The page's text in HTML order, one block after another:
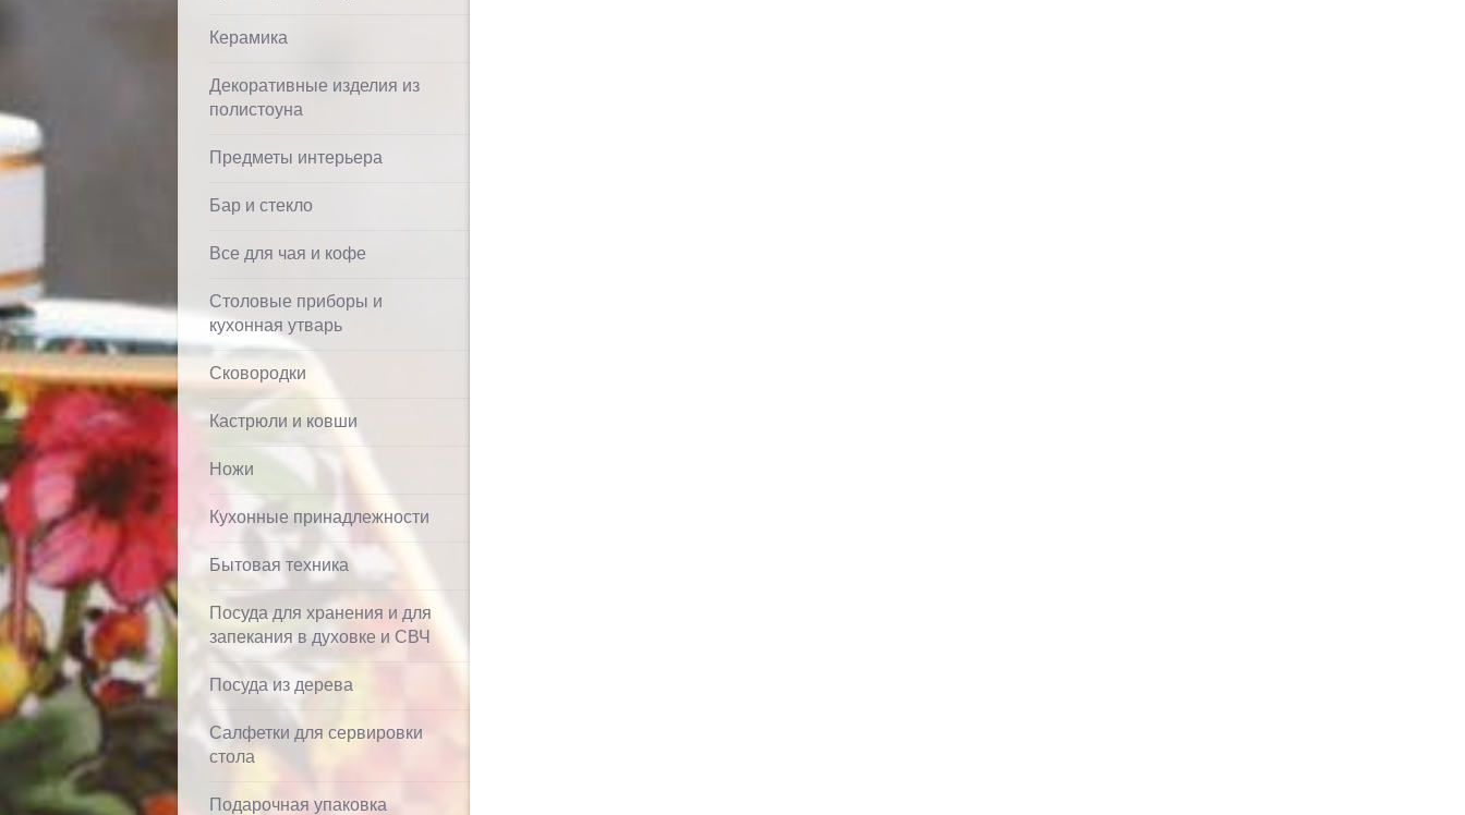
Керамика
Декоративные изделия из
полистоуна
Предметы интерьера
Бар и стекло
Все для чая и кофе
Столовые приборы и
кухонная утварь
Сковородки
Кастрюли и ковши
Ножи
Кухонные принадлежности
Бытовая техника
Посуда для хранения и для
запекания в духовке и СВЧ
Посуда из дерева
Салфетки для сервировки
стола
Подарочная упаковка